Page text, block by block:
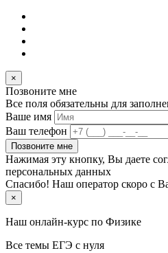
×
Позвоните мне
Все поля обязательны для
Ваше имя
Ваш телефон
Позвоните мне
Нажимая эту кнопку, Вы даете
персональных данных
Спасибо! Наш оператор скоро с
×
Наш онлайн-курс по Физике
Все темы ЕГЭ с нуля